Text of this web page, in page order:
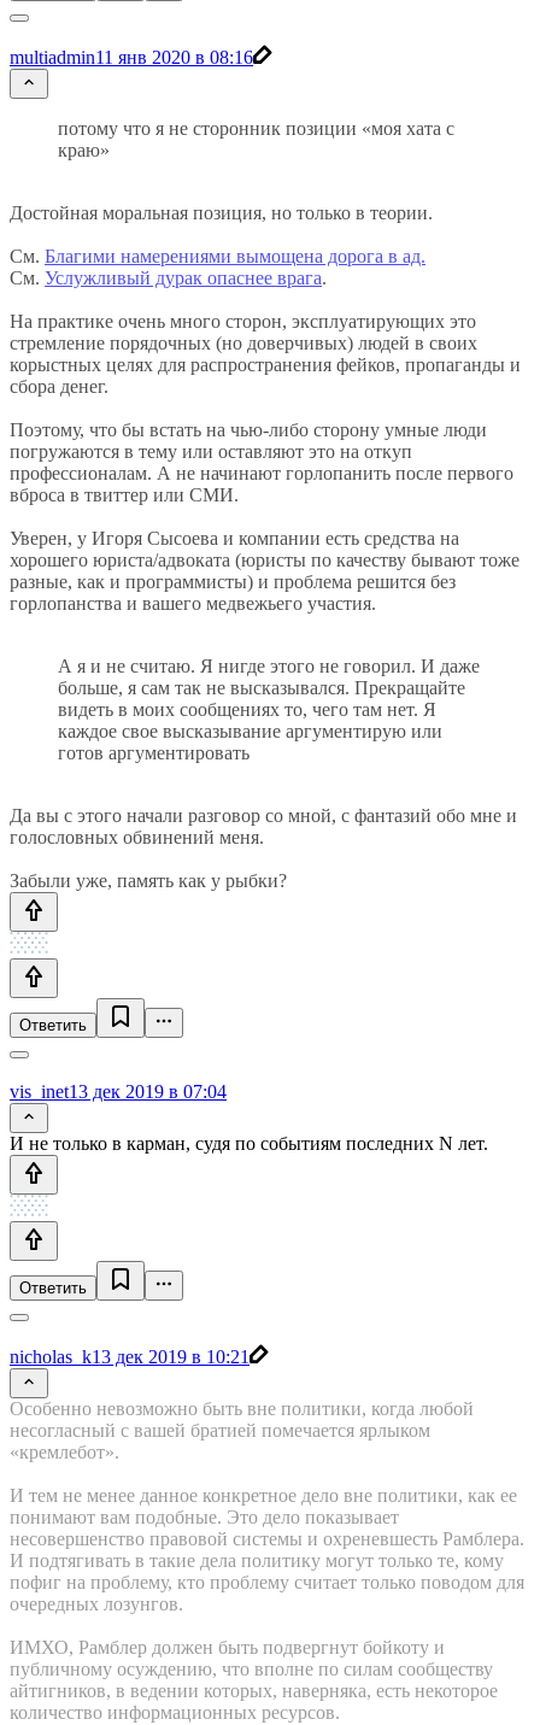
multiadmin11 янв 2020 в 08:16
потому что я не сторонник позиции «моя хата с
краю»
Достойная моральная позиция, но только в теории.
См. Благими намерениями вымощена дорога в ад.
См. Услужливый дурак опаснее врага.
На практике очень много сторон, эксплуатирующих это
стремление порядочных (но доверчивых) людей в своих
корыстных целях для распространения фейков, пропаганды и
сбора денег.
Поэтому, что бы встать на чью-либо сторону умные люди
погружаются в тему или оставляют это на откуп
профессионалам. А не начинают горлопанить после первого
вброса в твиттер или СМИ.
Уверен, у Игоря Сысоева и компании есть средства на
хорошего юриста/адвоката (юристы по качеству бывают тоже
разные, как и программисты) и проблема решится без
горлопанства и вашего медвежьего участия.
А я и не считаю. Я нигде этого не говорил. И даже
больше, я сам так не высказывался. Прекращайте
видеть в моих сообщениях то, чего там нет. Я
каждое свое высказывание аргументирую или
готов аргументировать
Да вы с этого начали разговор со мной, с фантазий обо мне и
голословных обвинений меня.
Забыли уже, память как у рыбки?
Ответить
vis_inet13 дек 2019 в 07:04
И не только в карман, судя по событиям последних N лет.
Ответить
nicholas_k13 дек 2019 в 10:21
Особенно невозможно быть вне политики, когда любой
несогласный с вашей братией помечается ярлыком
«кремлебот».
И тем не менее данное конкретное дело вне политики, как ее
понимают вам подобные. Это дело показывает
несовершенство правовой системы и охреневшесть Рамблера.
И подтягивать в такие дела политику могут только те, кому
пофиг на проблему, кто проблему считает только поводом для
очередных лозунгов.
ИМХО, Рамблер должен быть подвергнут бойкоту и
публичному осуждению, что вполне по силам сообществу
айтигников, в ведении которых, наверняка, есть некоторое
количество информационных ресурсов.